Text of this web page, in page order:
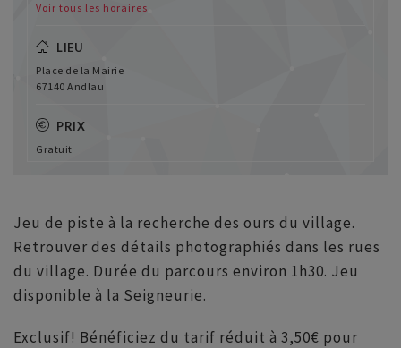
Voir tous les horaires
LIEU
Place de la Mairie
67140 Andlau
PRIX
Gratuit
Jeu de piste à la recherche des ours du village.
Retrouver des détails photographiés dans les rues
du village. Durée du parcours environ 1h30. Jeu
disponible à la Seigneurie.
Exclusif! Bénéficiez du tarif réduit à 3,50€ pour